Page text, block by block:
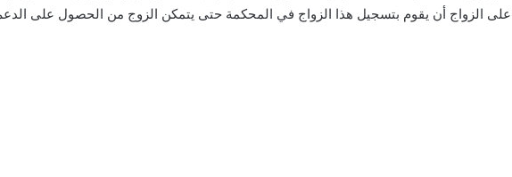
على الزواج أن يقوم بتسجيل هذا الزواج في المحكمة حتى يتمكن الزوج من الحصول على